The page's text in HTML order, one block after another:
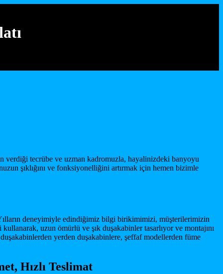
verdiği tecrübe ve uzman kadromuzla, hayalinizdeki banyoyu
şıklığını ve fonksiyonelliğini artırmak için hemen bizimle
deneyimiyle edindiğimiz bilgi birikimimizi, müşterilerimizin
uzun ömürlü ve şık duşakabinler tasarlıyor ve montajını
yerden duşakabinlere, şeffaf modellerden füme
Hızlı Teslimat